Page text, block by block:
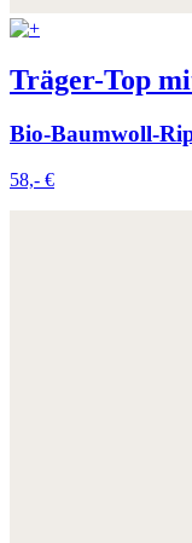
Träger-Top
Bio-Baumwoll-
58,- €